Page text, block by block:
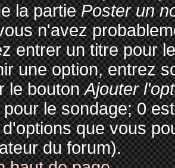
la partiePoster un
n'avez
entrer un titre pour
une option, entrez
le boutonAjouter
le sondage; 0
que vous
du forum).